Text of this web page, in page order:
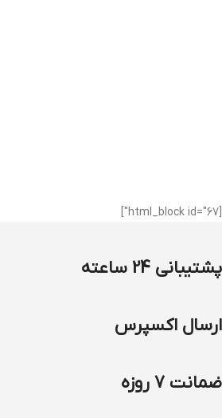
پشتیبانی 24 ساعته
ارسال اکسپرس
ضمانت 7 روزه